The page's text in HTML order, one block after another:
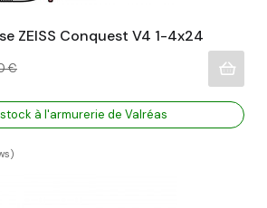
ZEISS Conquest V4 1-4x24
€
à l'armurerie de Valréas